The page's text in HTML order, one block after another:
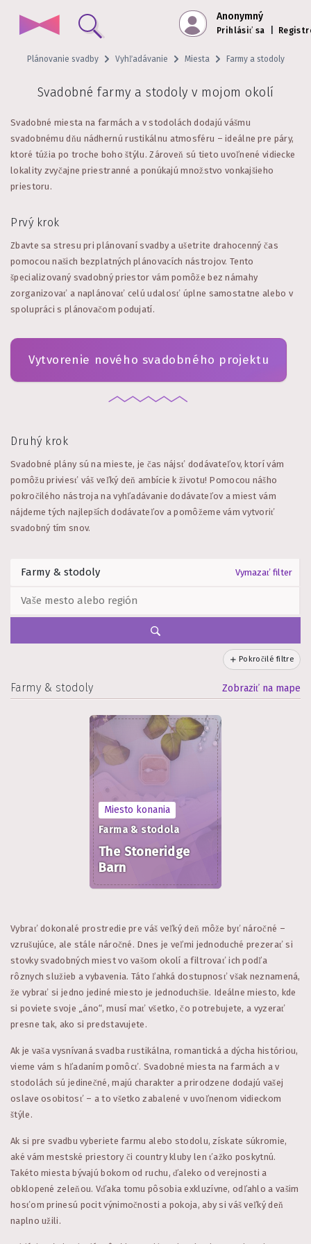
Anonymný
Prihlásiť sa
Plánovanie svadby Vyhľadávanie Miesta Farmy a stodoly
Svadobné farmy a stodoly v mojom okolí
Svadobné miesta na farmách a v stodolách dodajú vášmu
svadobnému dňu nádhernú rustikálnu atmosféru – ideálne pre páry,
ktoré túžia po troche boho štýlu. Zároveň sú tieto uvoľnené vidiecke
lokality zvyčajne priestranné a ponúkajú množstvo vonkajšieho
priestoru.
Prvý krok
Zbavte sa stresu pri plánovaní svadby a ušetrite drahocenný čas
pomocou našich bezplatných plánovacích nástrojov. Tento
špecializovaný svadobný priestor vám pomôže bez námahy
zorganizovať a naplánovať celú udalosť úplne samostatne alebo v
spolupráci s plánovačom podujatí.
Vytvorenie nového svadobného projektu
Druhý krok
Svadobné plány sú na mieste, je čas nájsť dodávateľov, ktorí vám
pomôžu priviesť váš veľký deň ambície k životu! Pomocou nášho
pokročilého nástroja na vyhľadávanie dodávateľov a miest vám
nájdeme tých najlepších dodávateľov a pomôžeme vám vytvoriť
svadobný tím snov.
Vymazať filter
Pokročilé filtre
Farmy & stodoly Zobraziť na mape
Miesto konania
Farma & stodola
The Stoneridge
Barn
Vybrať dokonalé prostredie pre váš veľký deň môže byť náročné –
vzrušujúce, ale stále náročné. Dnes je veľmi jednoduché prezerať si
stovky svadobných miest vo vašom okolí a filtrovať ich podľa
rôznych služieb a vybavenia. Táto ľahká dostupnosť však neznamená,
že vybrať si jedno jediné miesto je jednoduchšie. Ideálne miesto, kde
si poviete svoje „áno“, musí mať všetko, čo potrebujete, a vyzerať
presne tak, ako si predstavujete.
Ak je vaša vysnívaná svadba rustikálna, romantická a dýcha históriou,
vieme vám s hľadaním pomôcť. Svadobné miesta na farmách a v
stodolách sú jedinečné, majú charakter a prirodzene dodajú vašej
oslave osobitosť – a to všetko zabalené v uvoľnenom vidieckom
štýle.
Ak si pre svadbu vyberiete farmu alebo stodolu, získate súkromie,
aké vám mestské priestory či country kluby len ťažko poskytnú.
Takéto miesta bývajú bokom od ruchu, ďaleko od verejnosti a
obklopené zeleňou. Vďaka tomu pôsobia exkluzívne, odľahlo a vašim
hosťom prinesú pocit výnimočnosti a pokoja, aby si váš veľký deň
naplno užili.